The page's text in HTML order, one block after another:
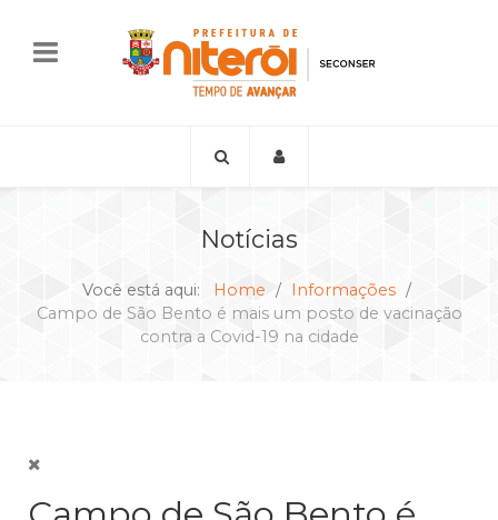
Notícias
Você está aqui: Home
Informações
Campo de São Bento é mais um posto de vacinação
contra a Covid-19 na cidade